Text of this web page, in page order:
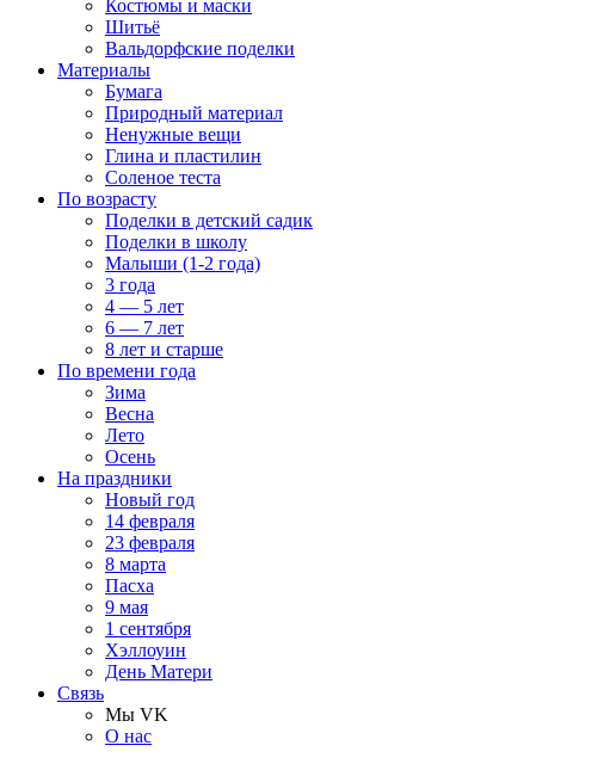
Костюмы и маски
Шитьё
Вальдорфские поделки
Материалы
Бумага
Природный материал
Ненужные вещи
Глина и пластилин
Соленое теста
По возрасту
Поделки в детский садик
Поделки в школу
Малыши (1-2 года)
3 года
4 — 5 лет
6 — 7 лет
8 лет и старше
По времени года
Зима
Весна
Лето
Осень
На праздники
Новый год
14 февраля
23 февраля
8 марта
Пасха
9 мая
1 сентября
Хэллоуин
День Матери
Связь
Мы VK
О нас